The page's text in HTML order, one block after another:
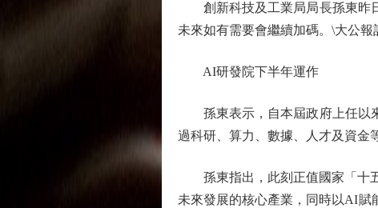
創新科技及工業局局長孫東昨日
未來如有需要會繼續加碼。\大公報
AI研發院下半年運作
孫東表示，自本屆政府上任以來
過科研、算力、數據、人才及資金
孫東指出，此刻正值國家「十五
未來發展的核心產業，同時以AI賦